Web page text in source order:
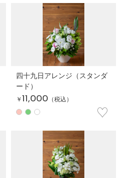
四十九日アレンジ（スタンダ
ード）
￥ 11,000 （税込）
♡